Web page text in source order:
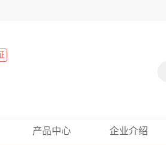
产品中心 企业介绍